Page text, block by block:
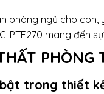
phòng ngủ cho
PTE270 mang đến
PHÒNG
trong thiết